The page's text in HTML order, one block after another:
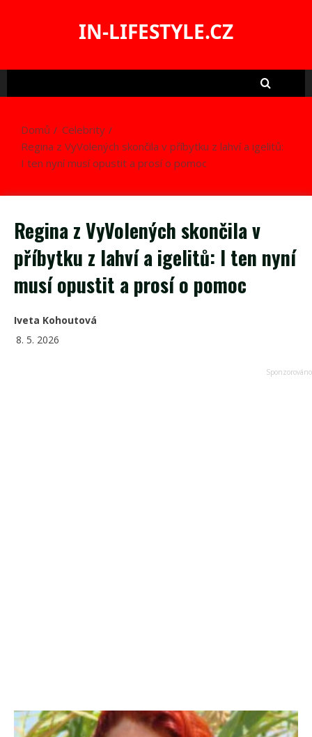
IN-LIFESTYLE.CZ
Domů
Celebrity
Regina z VyVolených skončila v příbytku z lahví a igelitů:
I ten nyní musí opustit a prosí o pomoc
Regina z VyVolených skončila v
příbytku z lahví a igelitů: I ten nyní
musí opustit a prosí o pomoc
Iveta Kohoutová
8. 5. 2026